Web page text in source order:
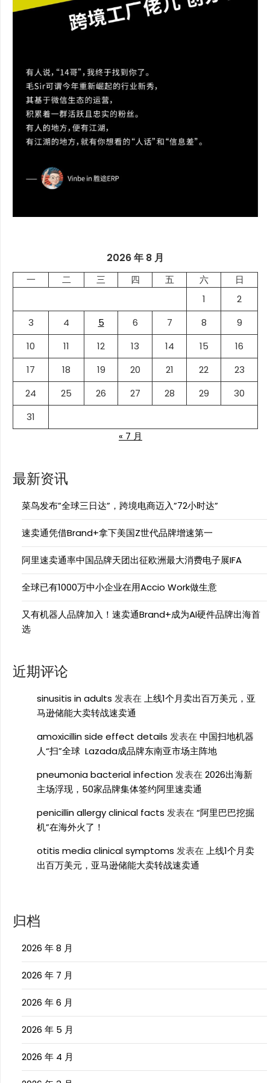
2026 年 8 月
一 二 三 四 五 六
日
1
2
3
4 5 6 7 8
9
10
11 12 13 14 15
16
17
18 19 20 21 22
23
24
25 26 27 28 29
30
31
« 7 月
最新资讯
菜鸟发布”全球三日达”，跨境电商迈入”72小时达”
速卖通凭借Brand+拿下美国Z世代品牌增速第一
阿里速卖通率中国品牌天团出征欧洲最大消费电子展IFA
全球已有1000万中小企业在用Accio Work做生意
又有机器人品牌加入！速卖通Brand+成为AI硬件品牌出海首
选
近期评论
sinusitis in adults 发表在 上线1个月卖出百万美元，亚
马逊储能大卖转战速卖通
amoxicillin side effect details 发表在 中国扫地机器
人“扫”全球 Lazada成品牌东南亚市场主阵地
pneumonia bacterial infection发表在 2026出海新
主场浮现，50家品牌集体签约阿里速卖通
penicillin allergy clinical facts 发表在 “阿里巴巴挖掘
机”在海外火了！
otitis media clinical symptoms 发表在 上线1个月卖
出百万美元，亚马逊储能大卖转战速卖通
归档
2026 年 8 月
2026 年 7 月
2026 年 6 月
2026 年 5 月
2026 年 4 月